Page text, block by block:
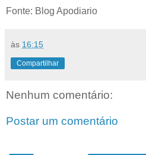
Fonte: Blog Apodiario
às 16:15
Compartilhar
Nenhum comentário:
Postar um comentário